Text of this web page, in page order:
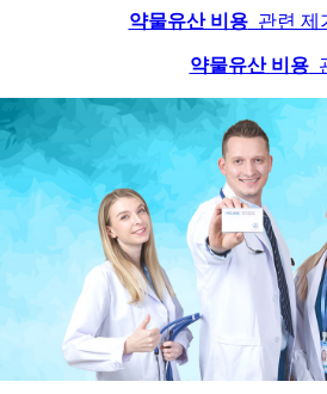
약물유산 비용관련 제
약물유산 비용